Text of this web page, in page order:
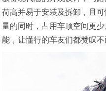
荷高并易于安装及拆卸，且
量的同时，占用车顶空间更
能，让懂行的车友们都赞叹不